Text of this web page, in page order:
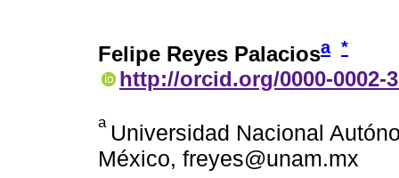
Felipe Reyes Palaciosa *
http://orcid.org/0000-0002-
a Universidad Nacional
México, freyes@unam.mx